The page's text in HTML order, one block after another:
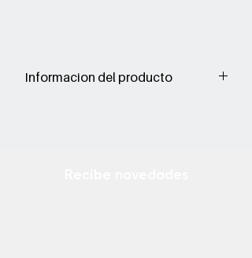
Informacion del producto